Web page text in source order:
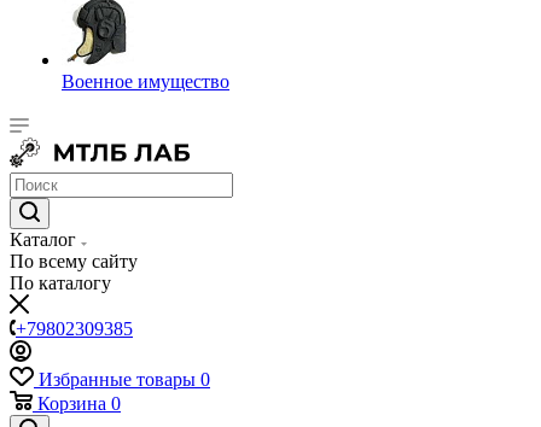
Военное имущество
Каталог
По всему сайту
По каталогу
+79802309385
Избранные товары 0
Корзина 0